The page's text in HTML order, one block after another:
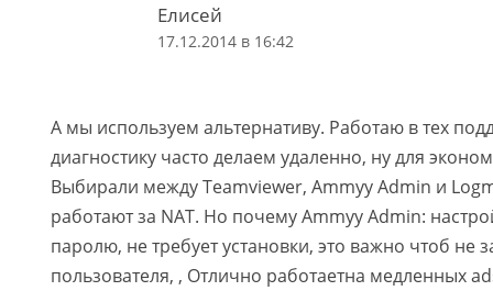
Елисей
17.12.2014 в 16:42
А мы используем альтернативу. Работаю в тех
диагностику часто делаем удаленно, ну для
Выбирали между Teamviewer, Ammyy Admin и
работают за NAT. Но почему Ammyy Admin:
паролю, не требует установки, это важно чтоб не
пользователя, , Отлично работаетна медленных